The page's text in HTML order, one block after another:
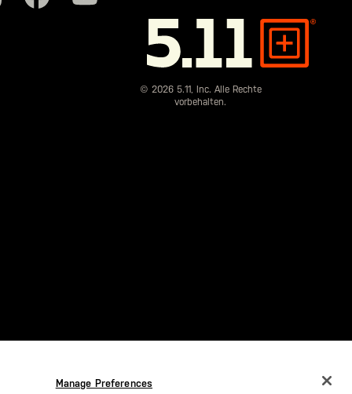
CHANGE COUNTRY
5.11
© 2026 5.11, Inc. Alle Rechte
vorbehalten.
Manage Preferences